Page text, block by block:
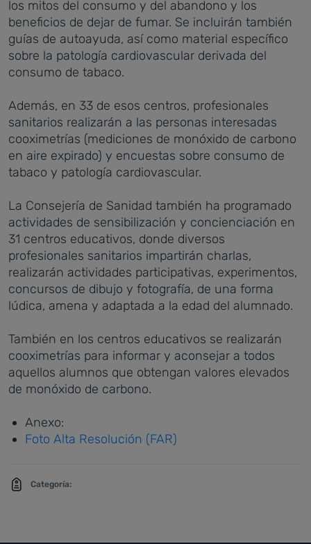
los mitos del consumo y del abandono y los
beneficios de dejar de fumar. Se incluirán también
guías de autoayuda, así como material específico
sobre la patología cardiovascular derivada del
consumo de tabaco.
Además, en 33 de esos centros, profesionales
sanitarios realizarán a las personas interesadas
cooximetrías (mediciones de monóxido de carbono
en aire expirado) y encuestas sobre consumo de
tabaco y patología cardiovascular.
La Consejería de Sanidad también ha programado
actividades de sensibilización y concienciación en
31 centros educativos, donde diversos
profesionales sanitarios impartirán charlas,
realizarán actividades participativas, experimentos,
concursos de dibujo y fotografía, de una forma
lúdica, amena y adaptada a la edad del alumnado.
También en los centros educativos se realizarán
cooximetrías para informar y aconsejar a todos
aquellos alumnos que obtengan valores elevados
de monóxido de carbono.
Anexo:
Foto Alta Resolución (FAR)
Categoría: